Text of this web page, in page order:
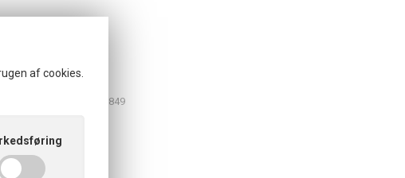
CVR: 39457849
af cookies.